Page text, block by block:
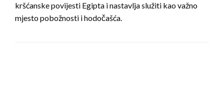
kršćanske povijesti Egipta i nastavlja služiti kao važno
mjesto pobožnosti i hodočašća.